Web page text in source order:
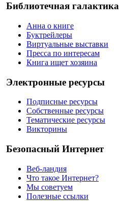
Библиотечная галактика
Анна о книге
Буктрейлеры
Виртуальные выставки
Пресса по интересам
Книга ищет хозяина
Электронные ресурсы
Подписные ресурсы
Собственные ресурсы
Тематические ресурсы
Викторины
Безопасный Интернет
Веб-ландия
Что такое Интернет?
Мы советуем
Полезные ссылки